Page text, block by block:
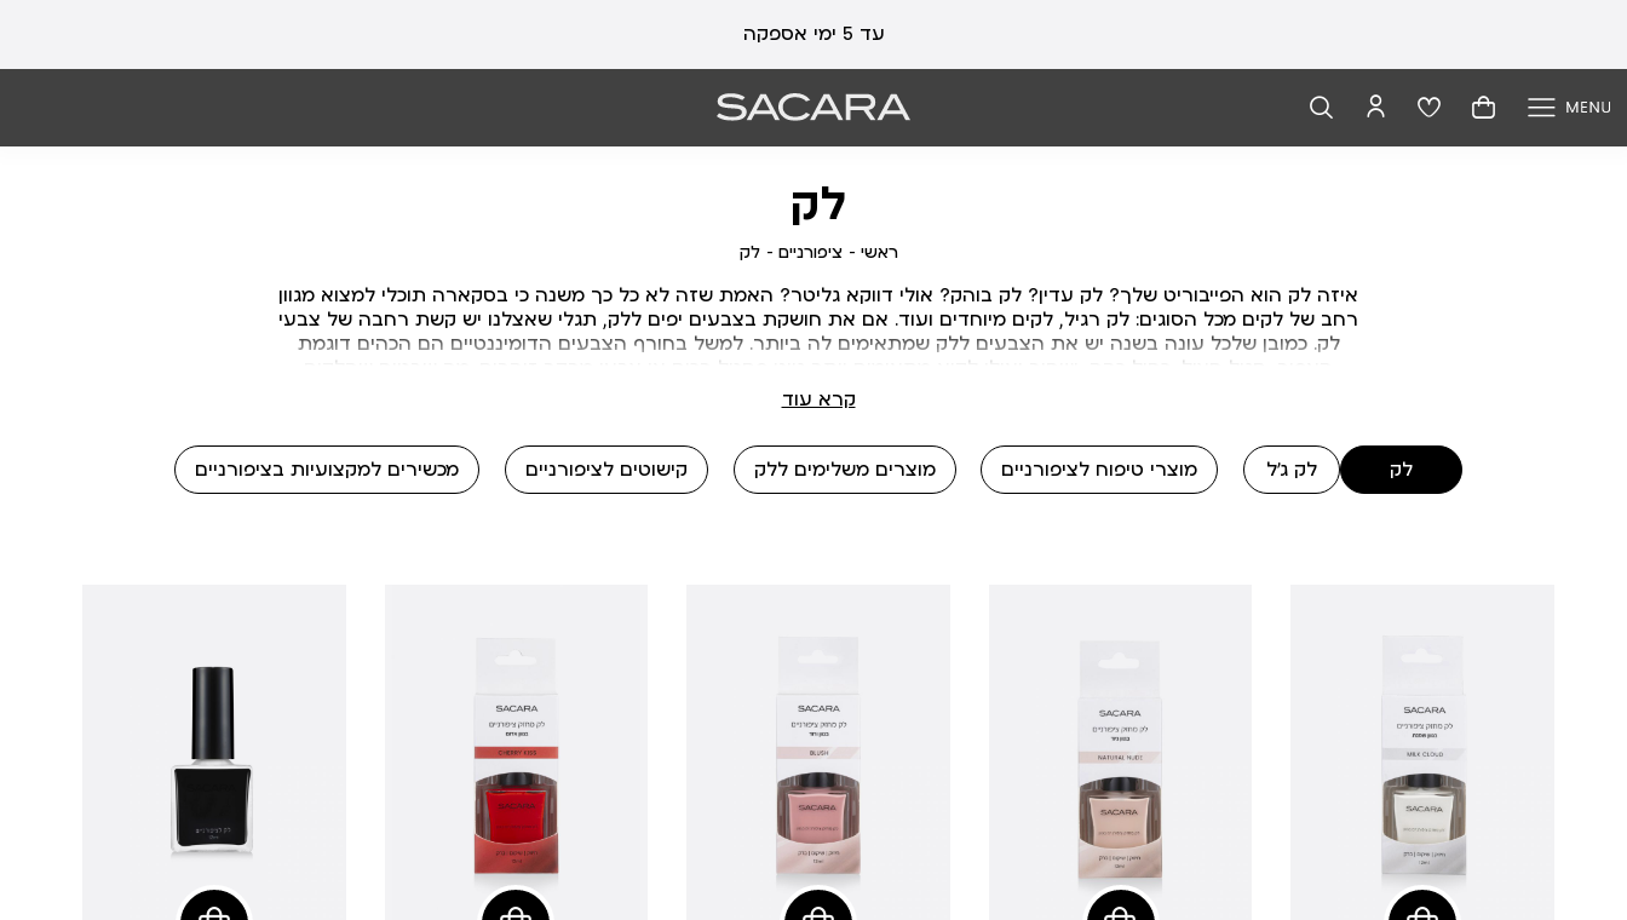
עד 5 ימי אספקה
לק
ראשי ראשי
ציפורניים ציפורניים
לקלק
איזה לק הוא הפייבוריט שלך? לק עדין? לק בוהק? אולי דווקא גליטר? האמת שזה לא כל כך משנה כי בסקארה תוכלי למצוא מגוון
רחב של לקים מכל הסוגים: לק רגיל, לקים מיוחדים ועוד. אם את חושקת בצבעים יפים ללק, תגלי שאצלנו יש קשת רחבה של צבעי
לק. כמובן שלכל עונה בשנה יש את הצבעים ללק שמתאימים לה ביותר. למשל בחורף הצבעים הדומיננטיים הם הכהים דוגמת
האפור, סגול חציל, כחול כהה, ושחור ואילו לקיץ מתאימים יותר גווני פסטל רכים או צבעי מרקר זוהרים. מה שבטוח שהלקים
המומלצים ביותר לשימוש הם אצלנו.
קרא עוד
לק לק ג'ל מוצרי טיפוח לציפורניים מוצרים משלימים ללק קישוטים לציפורניים מכשירים למקצועיות בציפורניים